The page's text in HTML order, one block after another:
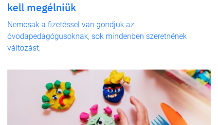
kell megélniük
Nemcsak a fizetéssel van gondjuk az
óvodapedagógusoknak, sok mindenben szeretnének
változást.